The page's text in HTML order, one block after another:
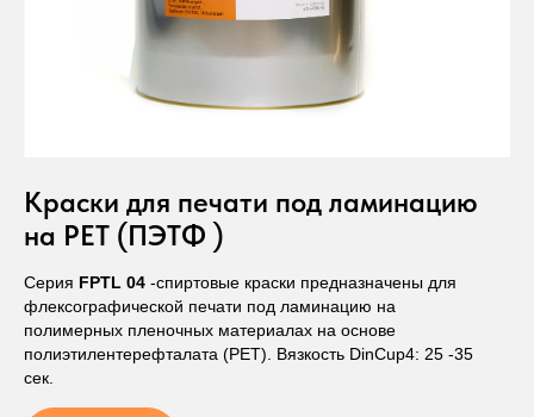
Краски для печати под ламинацию
на PET (ПЭТФ )
Серия FPTL 04 -спиртовые краски предназначены для
флексографической печати под ламинацию на
полимерных пленочных материалах на основе
полиэтилентерефталата (PET). Вязкость DinCup4: 25 -35
сек.